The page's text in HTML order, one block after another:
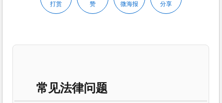
打赏 赞 微海报 分享
常见法律问题